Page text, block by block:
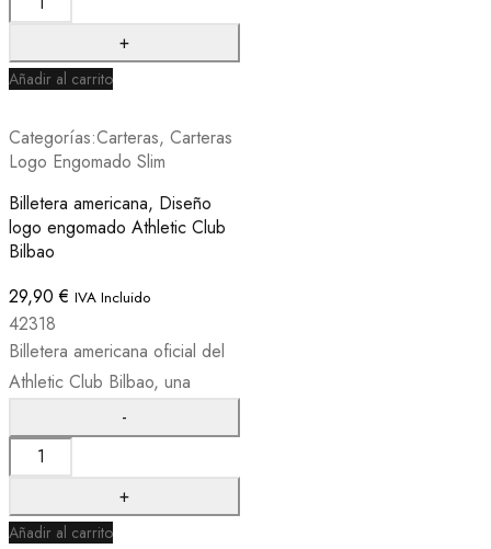
Añadir al carrito
Categorías:Carteras, Carteras
Logo Engomado Slim
Billetera americana, Diseño
logo engomado Athletic Club
Bilbao
29,90€ IVA Incluido
42318
Billetera americana oficial del
Athletic Club Bilbao, una
Añadir al carrito